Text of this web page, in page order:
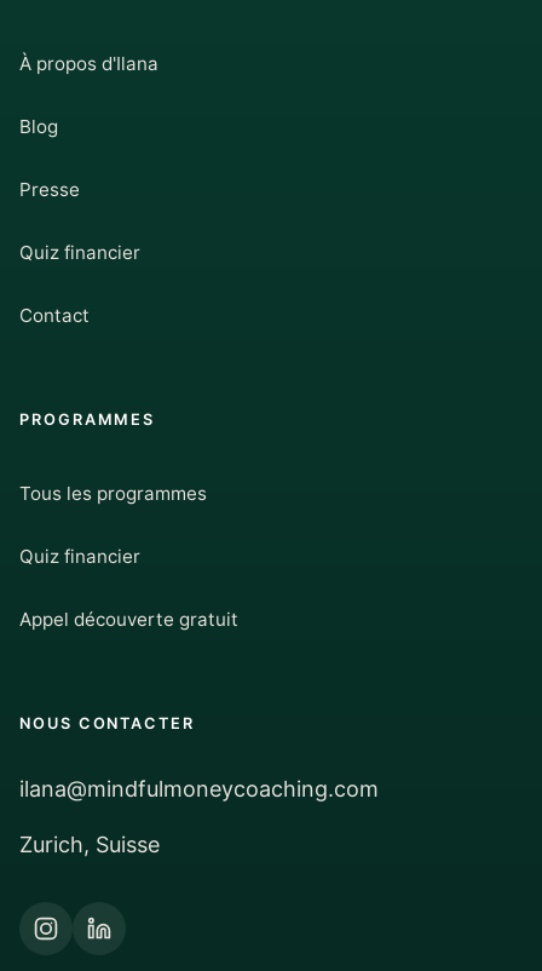
À propos d'Ilana
Blog
Presse
Quiz financier
Contact
PROGRAMMES
Tous les programmes
Quiz financier
Appel découverte gratuit
NOUS CONTACTER
ilana@mindfulmoneycoaching.com
Zurich, Suisse